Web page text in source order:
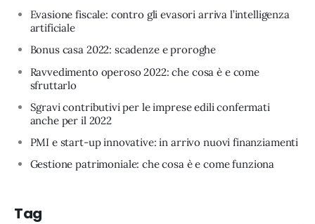
Evasione fiscale: contro gli evasori arriva l’intelligenza
artificiale
Bonus casa 2022: scadenze e proroghe
Ravvedimento operoso 2022: che cosa è e come
sfruttarlo
Sgravi contributivi per le imprese edili confermati
anche per il 2022
PMI e start-up innovative: in arrivo nuovi finanziamenti
Gestione patrimoniale: che cosa è e come funziona
Tag